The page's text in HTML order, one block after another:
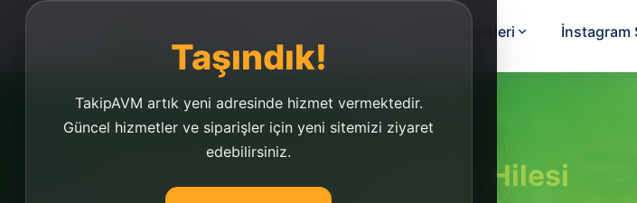
Taşındık!
TakipAVM artık yeni adresinde hizmet vermektedir.
Güncel hizmetler ve siparişler için yeni sitemizi ziyaret
edebilirsiniz.
TikTok Servisleri İnstagram
Youtube Abone Ve İzlenme Hilesi